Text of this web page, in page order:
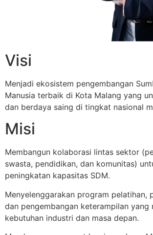
Visi
Menjadi ekosistem pengembangan
Manusia terbaik di Kota Malang yang
dan berdaya saing di tingkat nasional
Misi
Membangun kolaborasi lintas sektor
swasta, pendidikan, dan komunitas)
peningkatan kapasitas SDM.
Menyelenggarakan program pelatihan,
dan pengembangan keterampilan yang
kebutuhan industri dan masa depan.